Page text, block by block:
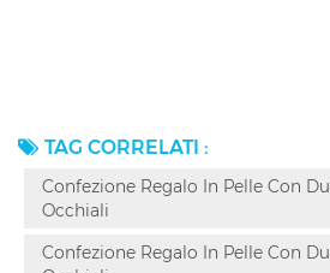
TAG CORRELATI :
Confezione Regalo In Pelle Con
Occhiali
Confezione Regalo In Pelle Con